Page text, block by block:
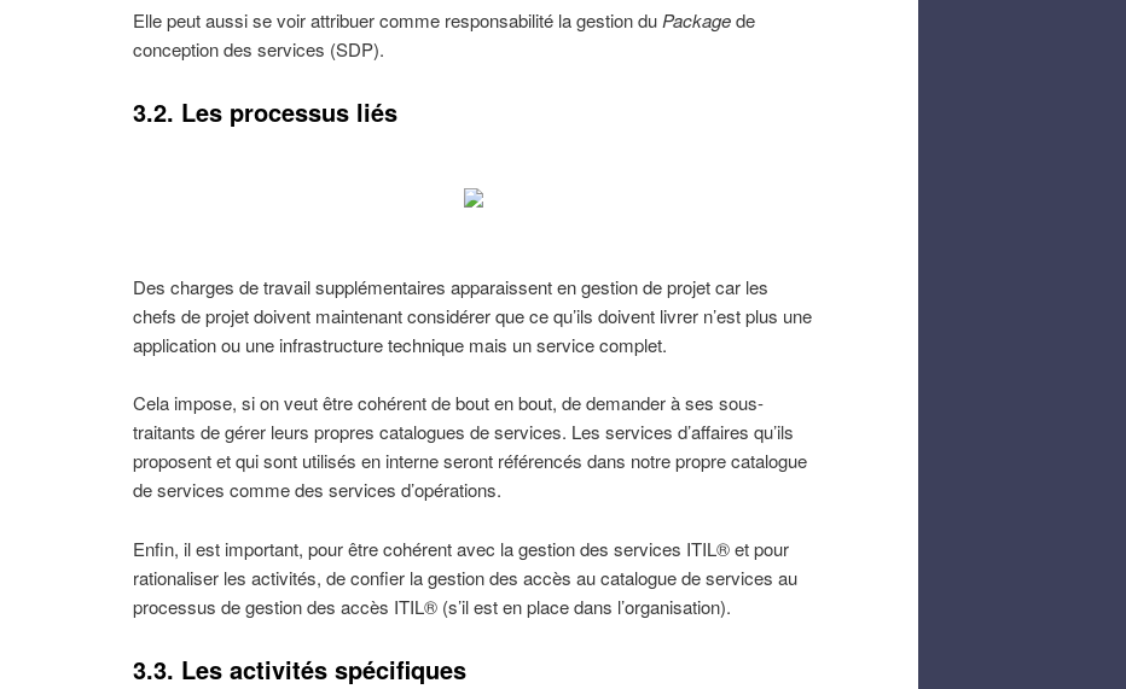
Elle peut aussi se voir attribuer comme responsabilité la gestion du Packagede
conception des services (SDP).
3.2. Les processus liés
Des charges de travail supplémentaires apparaissent en gestion de projet car les
chefs de projet doivent maintenant considérer que ce qu’ils doivent livrer n’est plus une
application ou une infrastructure technique mais un service complet.
Cela impose, si on veut être cohérent de bout en bout, de demander à ses sous-
traitants de gérer leurs propres catalogues de services. Les services d’affaires qu’ils
proposent et qui sont utilisés en interne seront référencés dans notre propre catalogue
de services comme des services d’opérations.
Enfin, il est important, pour être cohérent avec la gestion des services ITIL® et pour
rationaliser les activités, de confier la gestion des accès au catalogue de services au
processus de gestion des accès ITIL® (s’il est en place dans l’organisation).
3.3. Les activités spécifiques